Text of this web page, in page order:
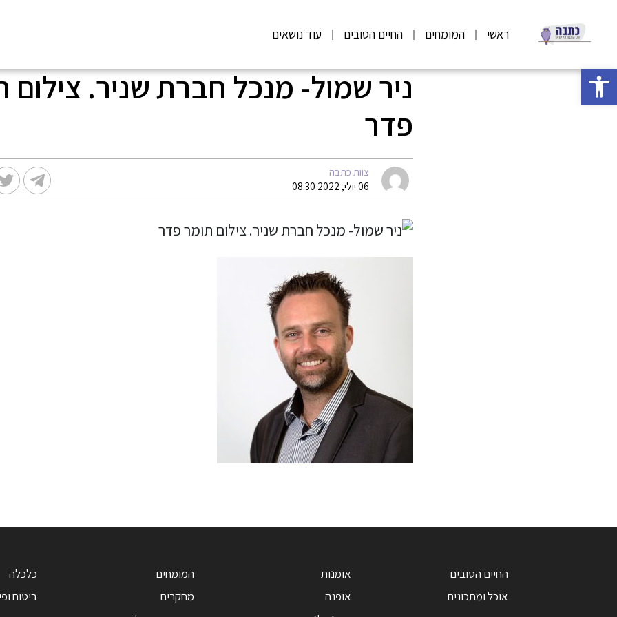
פתח סרגל נגישות
ראשי המומחים החיים הטובים עוד נושאים
ניר שמול- מנכל חברת שניר. צילום
פדר
צוות כתבה
06 יולי, 2022 08:30
החיים הטובים
אוכל ומתכונים
אומנות
אופנה
המומחים
מחקרים
כלכלה
ביטוח